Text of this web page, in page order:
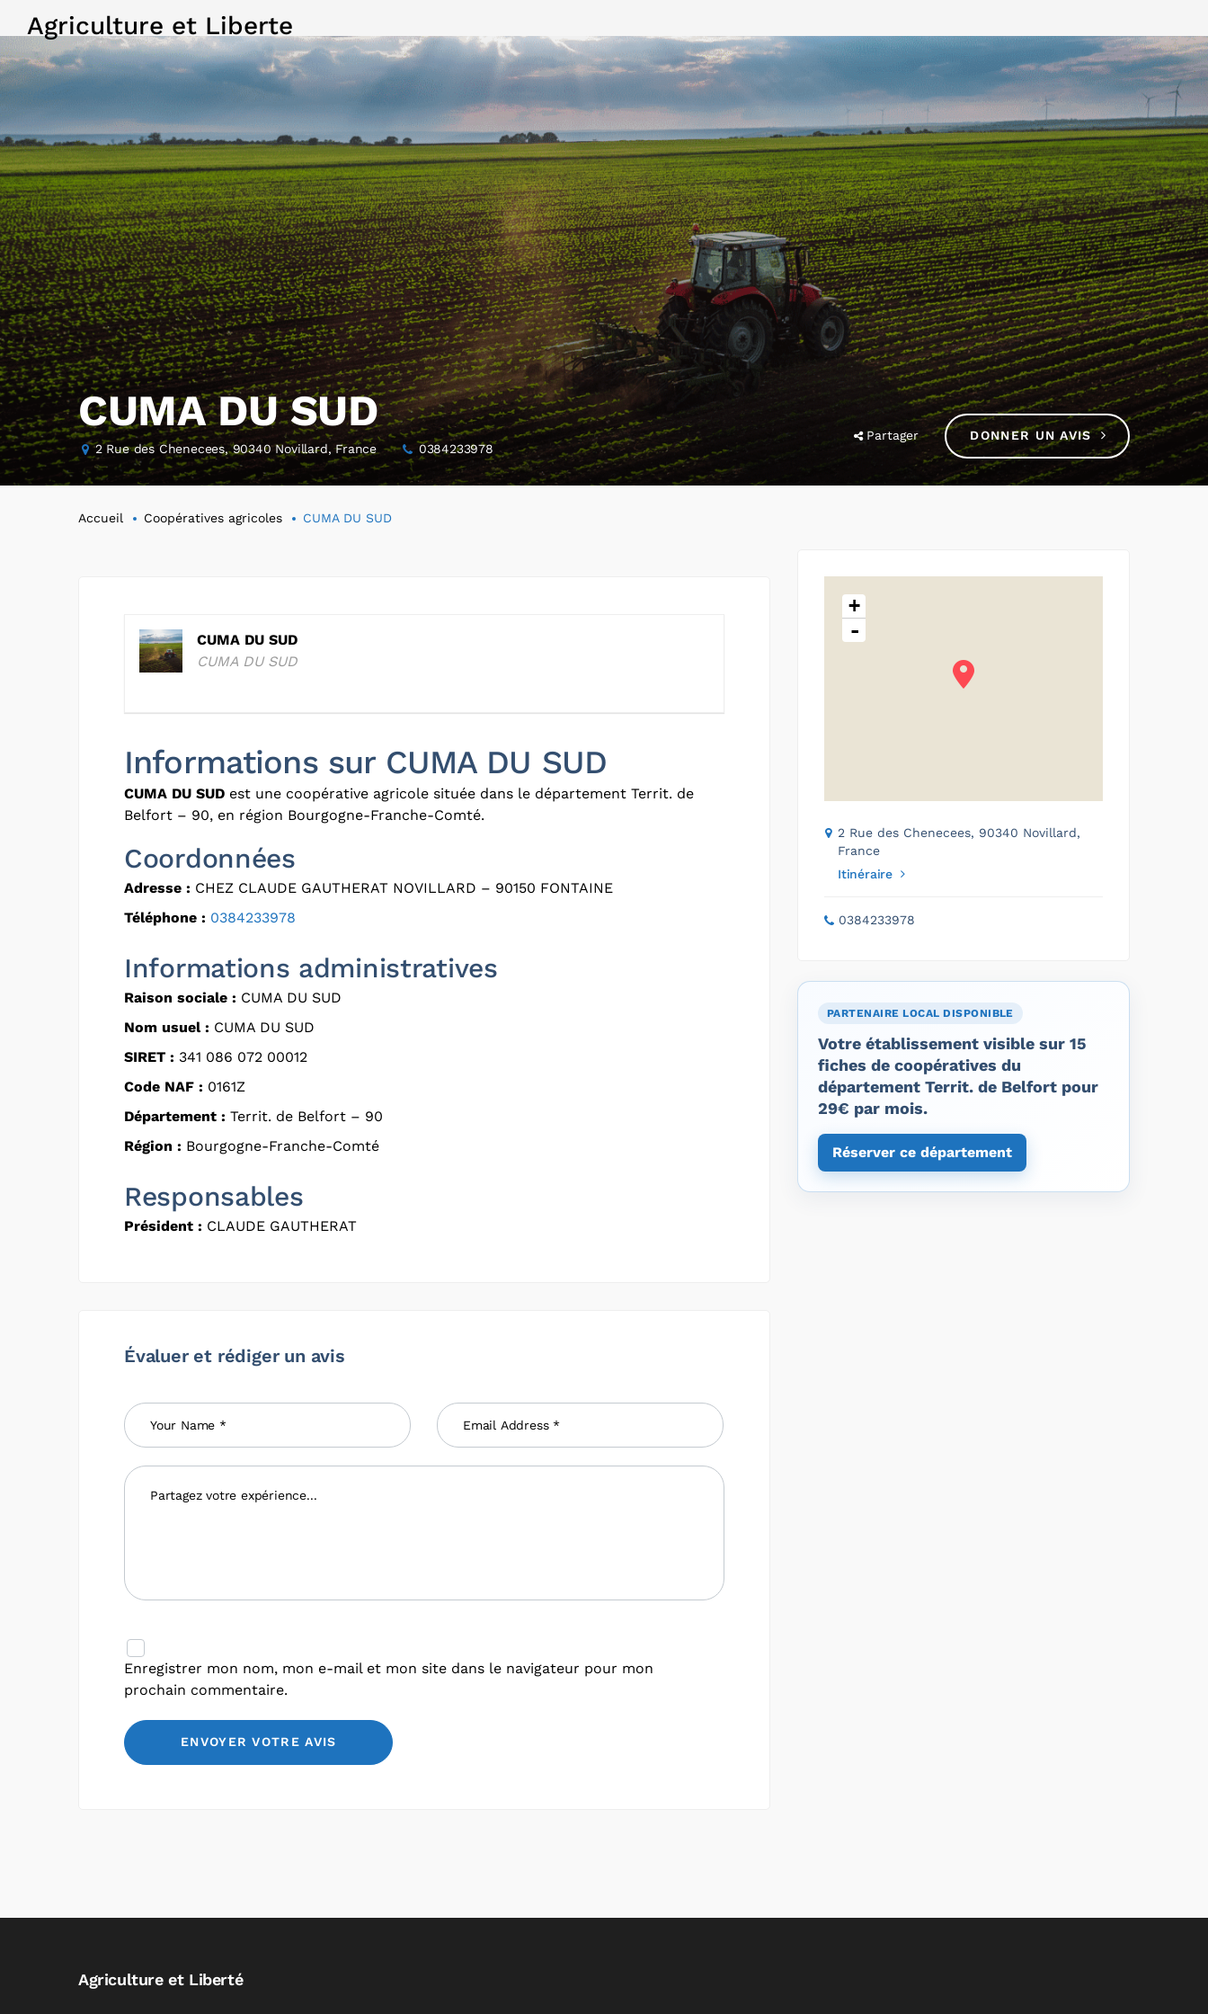
Agriculture et Liberte
CUMA DU SUD
2 Rue des Chenecees, 90340 Novillard, France 0384233978
Partager DONNER UN AVIS
Accueil Coopératives agricoles CUMA DU SUD
CUMA DU SUD
CUMA DU SUD
Informations sur CUMA DU SUD
CUMA DU SUD est une coopérative agricole située dans le département Territ. de
Belfort – 90, en région Bourgogne-Franche-Comté.
Coordonnées
Adresse : CHEZ CLAUDE GAUTHERAT NOVILLARD – 90150 FONTAINE
Téléphone : 0384233978
Informations administratives
Raison sociale : CUMA DU SUD
Nom usuel : CUMA DU SUD
SIRET : 341 086 072 00012
Code NAF : 0161Z
Département : Territ. de Belfort – 90
Région : Bourgogne-Franche-Comté
Responsables
Président : CLAUDE GAUTHERAT
Évaluer et rédiger un avis
Enregistrer mon nom, mon e-mail et mon site dans le navigateur pour mon
prochain commentaire.
+
-
2 Rue des Chenecees, 90340 Novillard,
France
Itinéraire
0384233978
PARTENAIRE LOCAL DISPONIBLE
Votre établissement visible sur 15
fiches de coopératives du
département Territ. de Belfort pour
29€ par mois.
Réserver ce département
Agriculture et Liberté